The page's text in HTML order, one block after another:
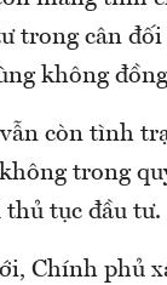
trong cân
không
còn tình
trong
thủ tục đầu tư.
Chính phủ